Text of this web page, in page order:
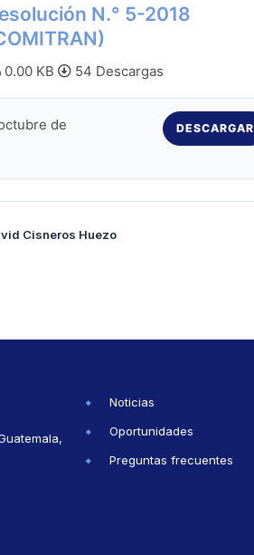
N.° 5-2018
0.00 KB 54 Descargas
de
DESCARGAR
Cisneros Huezo
Noticias
Oportunidades
Preguntas frecuentes